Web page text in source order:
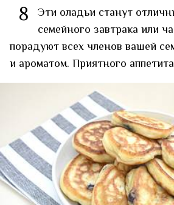
8 Эти оладьи станут
семейного завтрака или
порадуют всех членов вашей
и ароматом. Приятного